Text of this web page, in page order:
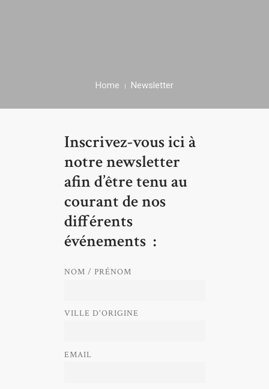
Home Newsletter
Inscrivez-vous ici à
notre newsletter
afin d’être tenu au
courant de nos
différents
événements :
NOM / PRÉNOM
VILLE D'ORIGINE
EMAIL